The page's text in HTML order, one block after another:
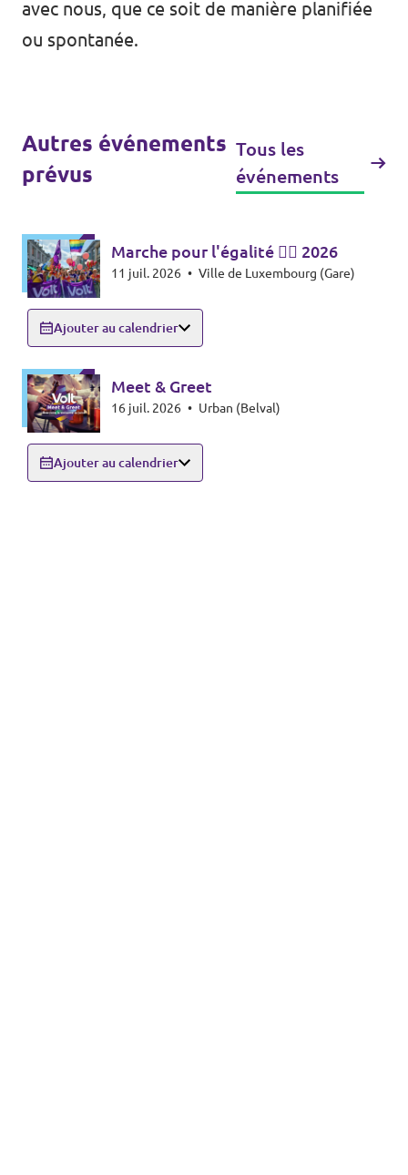
avec nous, que ce soit de manière planifiée
ou spontanée.
Autres événements
prévus
Tous les
événements
Marche pour l'égalité 🏳️‍🌈 2026
11 juil. 2026 • Ville de Luxembourg (Gare)
Ajouter au calendrier
Meet & Greet
16 juil. 2026 • Urban (Belval)
Ajouter au calendrier